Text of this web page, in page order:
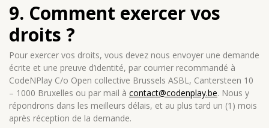
9. Comment exercer vos
droits ?
Pour exercer vos droits, vous devez nous envoyer une demande
écrite et une preuve d’identité, par courrier recommandé à
CodeNPlay C/o Open collective Brussels ASBL, Cantersteen 10
– 1000 Bruxelles ou par mail à contact@codenplay.be. Nous y
répondrons dans les meilleurs délais, et au plus tard un (1) mois
après réception de la demande.